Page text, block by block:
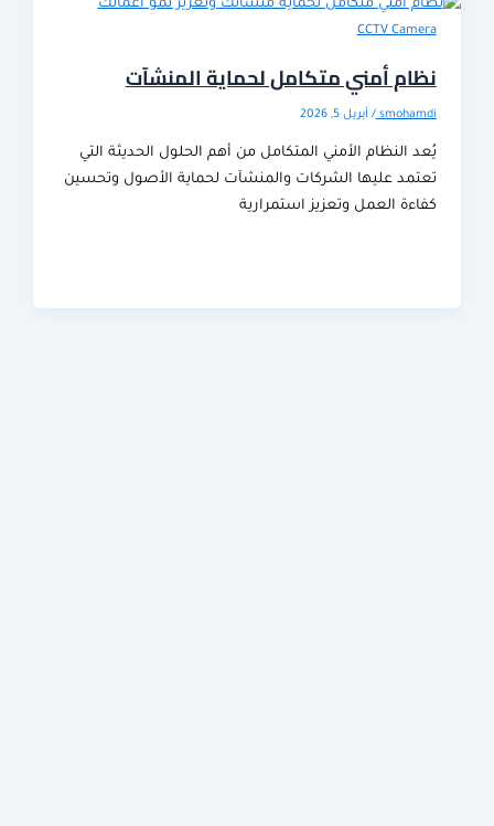
CCTV
أمني متكامل لحماية المنشآت
أبريل 5, 2026
النظام الأمني المتكامل من أهم الحلول الحديثة التي
عليها الشركات والمنشآت لحماية الأصول وتحسين
العمل وتعزيز استمرارية